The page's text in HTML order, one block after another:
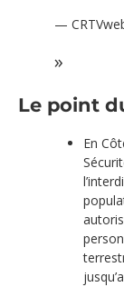
—
Le point
En